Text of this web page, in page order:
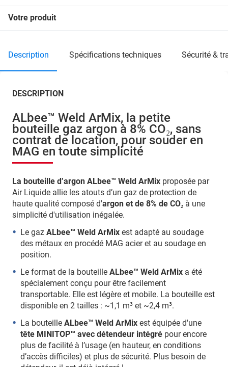
Votre produit
description spécifications techniques sécurité &
DESCRIPTION
ALbee™ Weld ArMix, la petite
bouteille gaz argon à 8% CO₂, sans
contrat de location, pour souder en
MAG en toute simplicité
La bouteille d’argon ALbee™ Weld ArMix proposée par
Air Liquide allie les atouts d’un gaz de protection de
haute qualité composé d'argon et de 8% de CO₂ à une
simplicité d'utilisation inégalée.
Le gaz ALbee™ Weld ArMix est adapté au soudage
des métaux en procédé MAG acier et au soudage en
position.
Le format de la bouteille ALbee™ Weld ArMix a été
spécialement conçu pour être facilement
transportable. Elle est légère et mobile. La bouteille est
disponible en 2 tailles : ~1,1 m³ et ~2,4 m³.
La bouteille ALbee™ Weld ArMix est équipée d'une
tête MINITOP™ avec détendeur intégré pour encore
plus de facilité à l’usage (en hauteur, en conditions
d’accès difficiles) et plus de sécurité. Plus besoin de